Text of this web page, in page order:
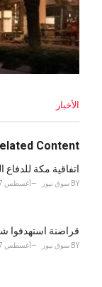
C
e
o
r
:
الأخبار
Content
اتفاقية مكة
BY سوق نيوز أغسطس 7, 2026
قراصنة استهدفوا
BY سوق نيوز أغسطس 7, 2026